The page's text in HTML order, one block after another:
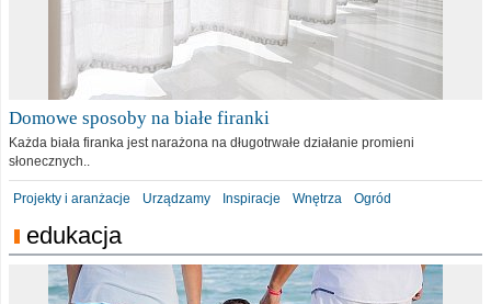
Domowe sposoby na białe firanki
Każda biała firanka jest narażona na długotrwałe działanie promieni
słonecznych..
Projekty i aranżacje Urządzamy Inspiracje Wnętrza Ogród
edukacja